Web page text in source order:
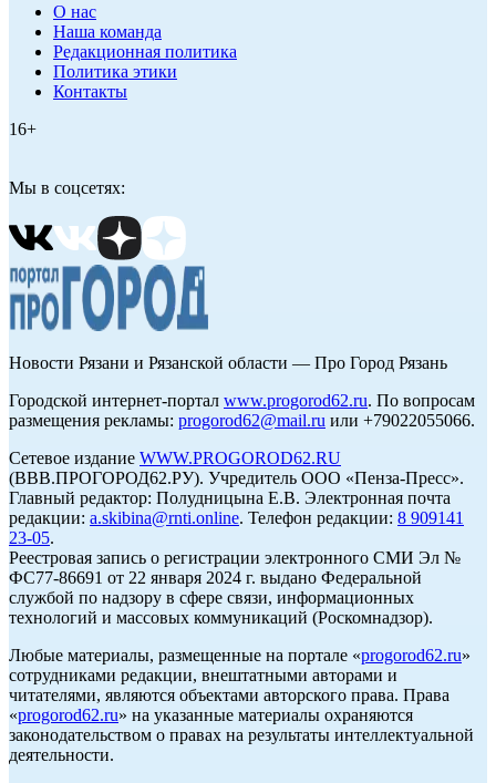
О нас
Наша команда
Редакционная политика
Политика этики
Контакты
16+
Мы в соцсетях:
Новости Рязани и Рязанской области — Про Город Рязань
Городской интернет-портал www.progorod62.ru. По вопросам
размещения рекламы: progorod62@mail.ru или +79022055066.
Сетевое издание WWW.PROGOROD62.RU
(ВВВ.ПРОГОРОД62.РУ). Учредитель ООО «Пенза-Пресс».
Главный редактор: Полудницына Е.В. Электронная почта
редакции: a.skibina@rnti.online. Телефон редакции: 8 909141
23-05.
Реестровая запись о регистрации электронного СМИ Эл №
ФС77-86691 от 22 января 2024 г. выдано Федеральной
службой по надзору в сфере связи, информационных
технологий и массовых коммуникаций (Роскомнадзор).
Любые материалы, размещенные на портале «progorod62.ru»
сотрудниками редакции, внештатными авторами и
читателями, являются объектами авторского права. Права
«progorod62.ru» на указанные материалы охраняются
законодательством о правах на результаты интеллектуальной
деятельности.